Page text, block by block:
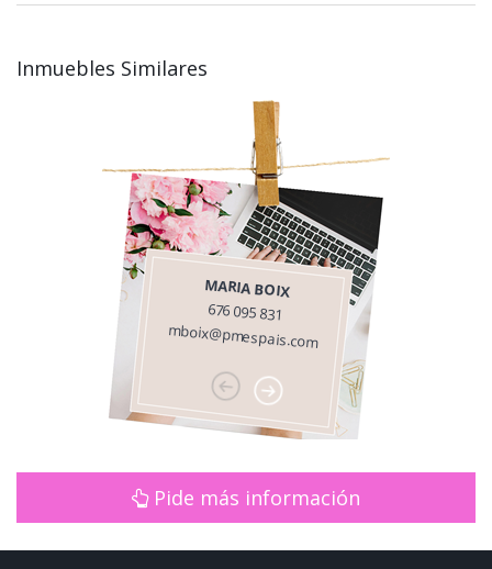
Inmuebles Similares
MARIA BOIX
676 095 831
mboix@pmespais.com
Pide más información